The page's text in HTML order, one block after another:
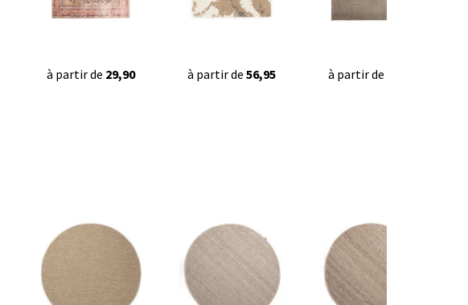
à partir de 29,90 à partir de 56,95 à partir de